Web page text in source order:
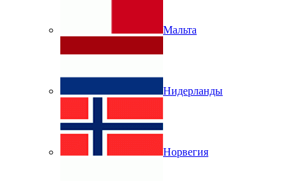
Мальта
Нидерланды
Норвегия